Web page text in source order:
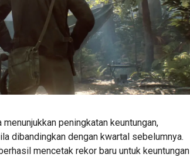
peningkatan keuntungan,
dibandingkan dengan kwartal sebelumnya.
mencetak rekor baru untuk keuntungan